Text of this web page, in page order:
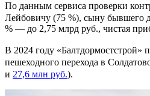
По данным сервиса проверки
Лейбовичу (75 %), сыну бывшего
% — до 2,75 млрд руб., чистая
В 2024 году «Балтдормостстрой»
пешеходного перехода в
и 27,6 млн руб.).